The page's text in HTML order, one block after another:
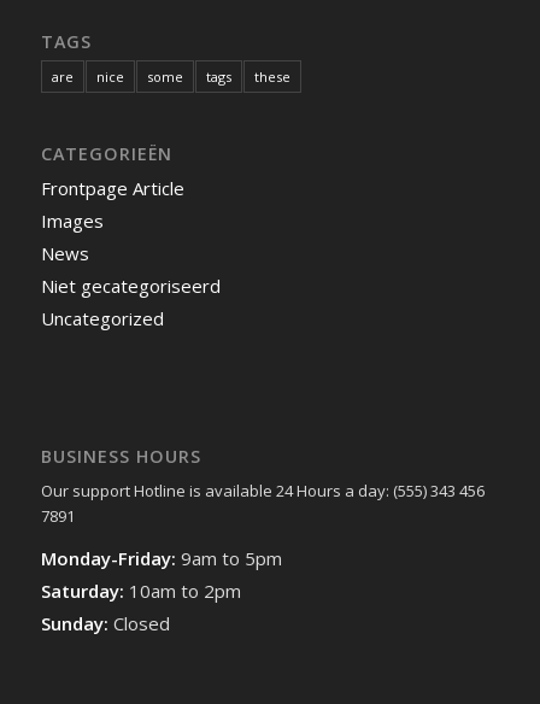
TAGS
are nice some tags these
CATEGORIEËN
Frontpage Article
Images
News
Niet gecategoriseerd
Uncategorized
BUSINESS HOURS
Our support Hotline is available 24 Hours a day: (555) 343 456
7891
Monday-Friday: 9am to 5pm
Saturday: 10am to 2pm
Sunday: Closed